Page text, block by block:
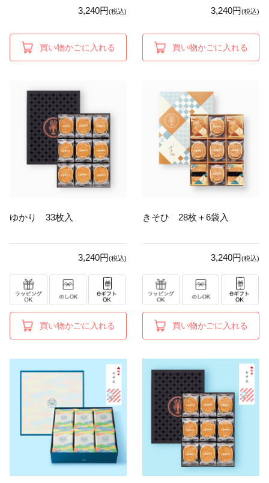
3,240円(税込)
買い物かごに入れる
3,240円(税込)
買い物かごに入れる
ゆかり 33枚入
3,240円(税込)
買い物かごに入れる
きそひ 28枚＋6袋入
3,240円(税込)
買い物かごに入れる